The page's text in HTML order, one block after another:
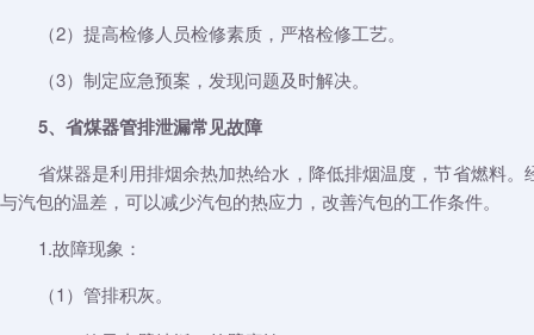
（2）提高检修人员检修素质，严格检修工艺。
（3）制定应急预案，发现问题及时解决。
5、省煤器管排泄漏常见故障
省煤器是利用排烟余热加热给水，降低排烟温度，节省燃料
与汽包的温差，可以减少汽包的热应力，改善汽包的工作条件。
1.故障现象：
（1）管排积灰。